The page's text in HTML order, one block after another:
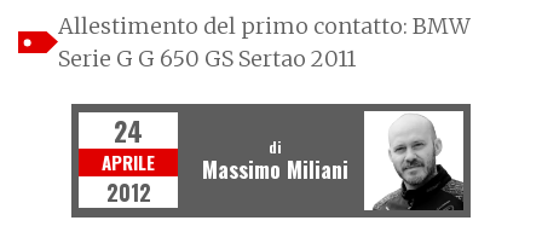
Allestimento del primo contatto: BMW
Serie G G 650 GS Sertao 2011
24
APRILE
2012
di
Massimo Miliani